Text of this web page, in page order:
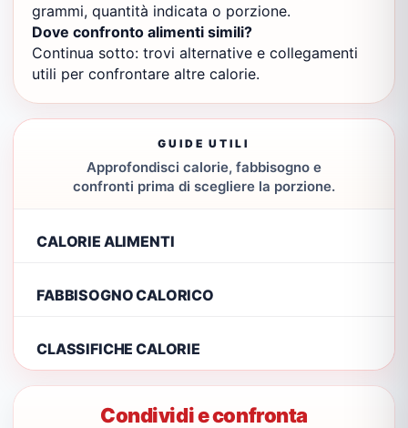
grammi, quantità indicata o porzione.
Dove confronto alimenti simili?
Continua sotto: trovi alternative e collegamenti
utili per confrontare altre calorie.
GUIDE UTILI
Approfondisci calorie, fabbisogno e
confronti prima di scegliere la porzione.
CALORIE ALIMENTI
FABBISOGNO CALORICO
CLASSIFICHE CALORIE
Condividi e confronta